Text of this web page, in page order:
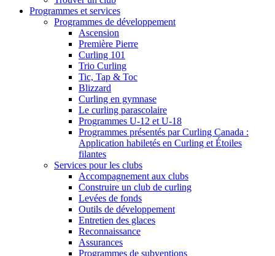
Programmes et services
Programmes de développement
Ascension
Première Pierre
Curling 101
Trio Curling
Tic, Tap & Toc
Blizzard
Curling en gymnase
Le curling parascolaire
Programmes U-12 et U-18
Programmes présentés par Curling Canada :
Application habiletés en Curling et Étoiles
filantes
Services pour les clubs
Accompagnement aux clubs
Construire un club de curling
Levées de fonds
Outils de développement
Entretien des glaces
Reconnaissance
Assurances
Programmes de subventions